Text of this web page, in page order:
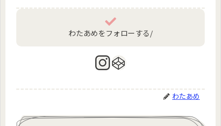
わたあめをフォローする/
わたあめ